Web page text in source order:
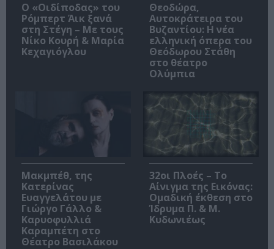
O «Οιδίποδας» του
Ρόμπερτ Άικ ξανά
στη Στέγη – Με τους
Νίκο Κουρή & Μαρία
Κεχαγιόγλου
Θεοδώρα,
Αυτοκράτειρα του
Βυζαντίου: Η νέα
ελληνική όπερα του
Θεόδωρου Στάθη
στο θέατρο
Ολύμπια
Μακμπέθ, της
Κατερίνας
Ευαγγελάτου με
Γιώργο Γάλλο &
Καρυοφυλλιά
Καραμπέτη στο
Θέατρο Βασιλάκου
32οι Πλοές – Το
Αίνιγμα της Εικόνας:
Ομαδική έκθεση στο
Ίδρυμα Π. & Μ.
Κυδωνιέως